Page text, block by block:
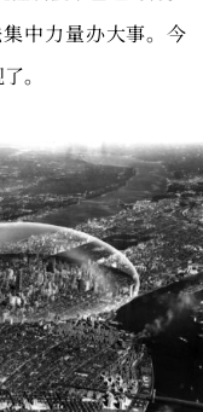
中力量办大事。今
。